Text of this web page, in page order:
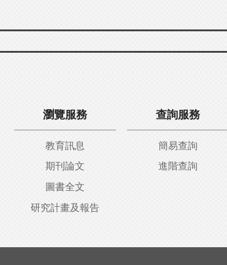
瀏覽服務
教育訊息
期刊論文
圖書全文
研究計畫及報告
查詢服務
簡易查詢
進階查詢